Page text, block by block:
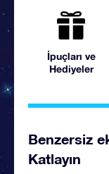
İpuçları ve
Hediyeler
Benzersiz
Katlayın